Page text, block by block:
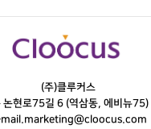
(주)클루커스
현로75길 6 (역삼동, 에비뉴75) |
mail.marketing@cloocus.com